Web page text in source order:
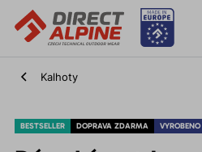
Kalhoty
BESTSELLER DOPRAVA ZDARMA